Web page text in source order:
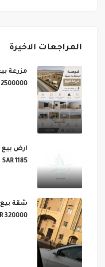
المراجعات الاخيرة
مزرعة
2500000 SAR
ارض بيع
1185 SAR
شقة
320000 SAR